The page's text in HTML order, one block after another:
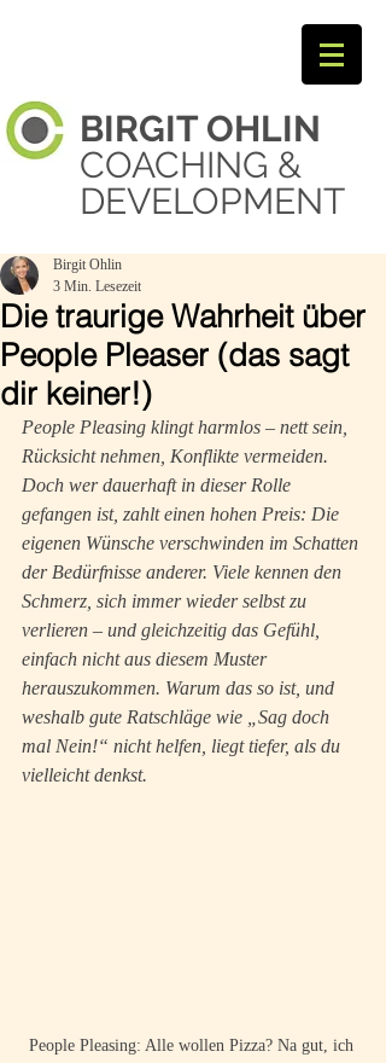
BIRGIT OHLIN ​
COACHING &
DEVELOPMENT
Die traurige Wahrheit über
People Pleaser (das sagt
dir keiner!)
Birgit Ohlin
3 Min. Lesezeit
People Pleasing klingt harmlos – nett sein,
Rücksicht nehmen, Konflikte vermeiden.
Doch wer dauerhaft in dieser Rolle
gefangen ist, zahlt einen hohen Preis: Die
eigenen Wünsche verschwinden im Schatten
der Bedürfnisse anderer. Viele kennen den
Schmerz, sich immer wieder selbst zu
verlieren – und gleichzeitig das Gefühl,
einfach nicht aus diesem Muster
herauszukommen. Warum das so ist, und
weshalb gute Ratschläge wie „Sag doch
mal Nein!“ nicht helfen, liegt tiefer, als du
vielleicht denkst.
People Pleasing: Alle wollen Pizza? Na gut, ich